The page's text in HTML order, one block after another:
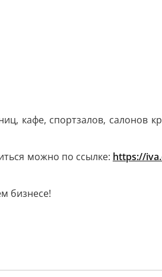
кафе, спортзалов, салонов
можно по ссылке: https://
бизнесе!